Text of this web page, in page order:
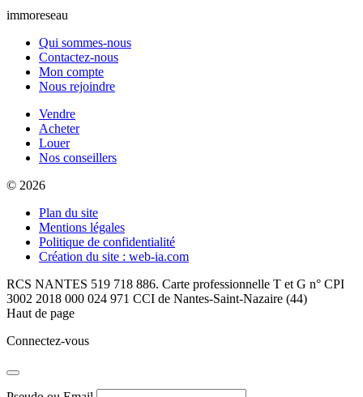
immoreseau
Qui sommes-nous
Contactez-nous
Mon compte
Nous rejoindre
Vendre
Acheter
Louer
Nos conseillers
© 2026
Plan du site
Mentions légales
Politique de confidentialité
Création du site : web-ia.com
RCS NANTES 519 718 886. Carte professionnelle T et G n° CPI
3002 2018 000 024 971 CCI de Nantes-Saint-Nazaire (44)
Haut de page
Connectez-vous